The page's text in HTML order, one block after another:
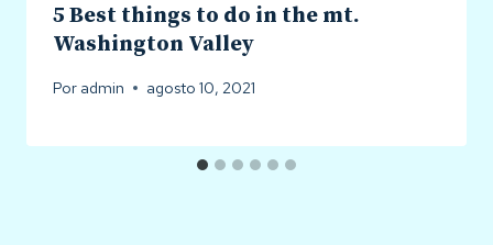
5 Best things to do in the mt.
Washington Valley
Por admin agosto 10, 2021